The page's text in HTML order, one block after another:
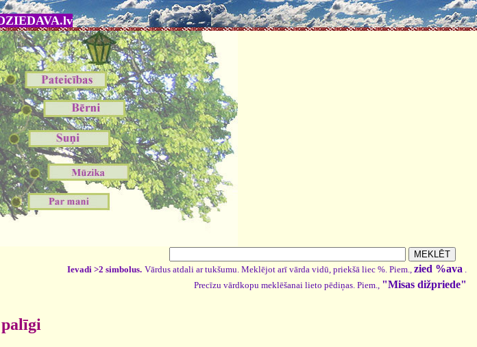
Ievadi >2 simbolus. Vārdus atdali ar tukšumu. Meklējot arī vārda vidū, priekšā liec %. Piem., zied %ava .
Precīzu vārdkopu meklēšanai lieto pēdiņas. Piem., "Misas dižpriede"